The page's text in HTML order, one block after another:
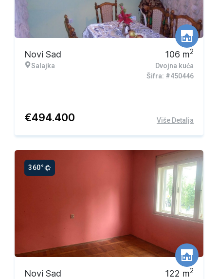
Novi Sad
Salajka
106 m2
Dvojna kuća
Šifra: #450446
€494.400 Više Detalja
360°
Novi Sad 122 m2